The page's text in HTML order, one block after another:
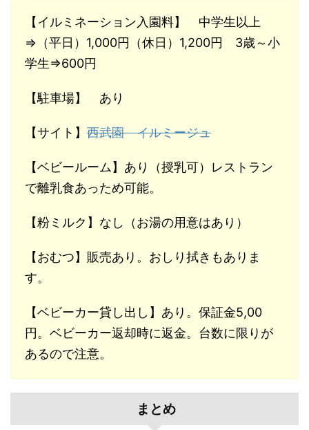
【イルミネーション入園料】 中学生以上
⇒（平日）1,000円（休日）1,200円 3歳～小
学生⇒600円
【駐車場】 あり
【サイト】 西武園 イルミージュ
【ベビールーム】あり（授乳可）レストラン
で離乳食あっため可能。
【粉ミルク】なし（お湯の用意はあり）
【おむつ】販売あり。おしり拭きもありま
す。
【ベビーカー貸し出し】あり。保証金5,00
円。ベビーカー返却時に返金。台数に限りが
あるので注意。
まとめ